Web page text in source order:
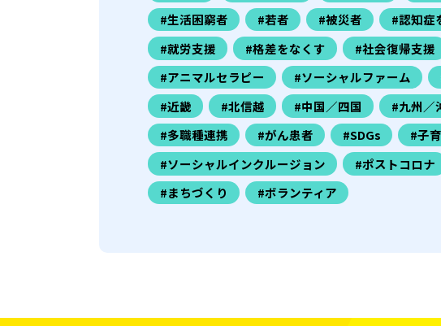
#生活困窮者
#若者 #被災者 #認知症
#就労支援
#格差をなくす #社会復帰支援
#アニマルセラピー
#ソーシャルファーム
#近畿
#北信越 #中国／四国 #九州／
#多職種連携
#がん患者 #SDGs #子
#ソーシャルインクルージョン
#ポストコロナ
#まちづくり
#ボランティア